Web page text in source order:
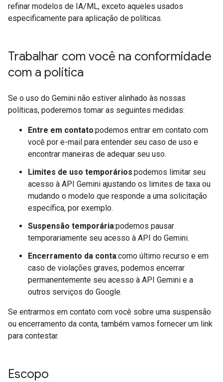
refinar modelos de IA/ML, exceto aqueles usados
especificamente para aplicação de políticas.
Trabalhar com você na conformidade
com a política
Se o uso do Gemini não estiver alinhado às nossas
políticas, poderemos tomar as seguintes medidas:
Entre em contato:podemos entrar em contato com
você por e-mail para entender seu caso de uso e
encontrar maneiras de adequar seu uso.
Limites de uso temporários:podemos limitar seu
acesso à API Gemini ajustando os limites de taxa ou
mudando o modelo que responde a uma solicitação
específica, por exemplo.
Suspensão temporária:podemos pausar
temporariamente seu acesso à API do Gemini.
Encerramento da conta:como último recurso e em
caso de violações graves, podemos encerrar
permanentemente seu acesso à API Gemini e a
outros serviços do Google.
Se entrarmos em contato com você sobre uma suspensão
ou encerramento da conta, também vamos fornecer um link
para contestar.
Escopo